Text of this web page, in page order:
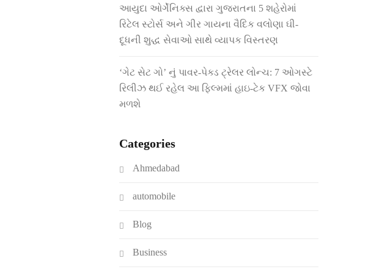
આયુદા ઓર્ગેનિક્સ દ્વારા ગુજરાતના 5 શહેરોમાં
રિટેલ સ્ટોર્સ અને ગીર ગાયના વૈદિક વલોણા ઘી-
દૂધની શુદ્ધ સેવાઓ સાથે વ્યાપક વિસ્તરણ
‘ગેટ સેટ ગો’ નું પાવર-પેક્ડ ટ્રેલર લોન્ચ: 7 ઓગસ્ટે
રિલીઝ થઈ રહેલ આ ફિલ્મમાં હાઇ-ટેક VFX જોવા
મળશે
Categories
Ahmedabad
automobile
Blog
Business